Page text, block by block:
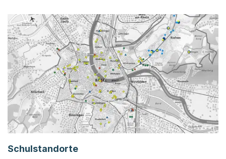
Schulstandorte